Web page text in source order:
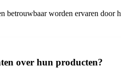
worden ervaren
over hun producten?